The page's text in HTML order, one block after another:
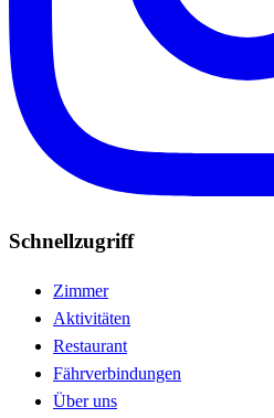
Schnellzugriff
Zimmer
Aktivitäten
Restaurant
Fährverbindungen
Über uns